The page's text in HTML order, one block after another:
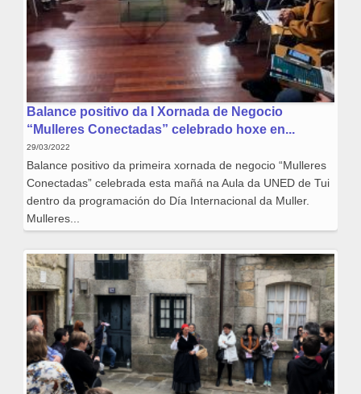
Balance positivo da I Xornada de Negocio
“Mulleres Conectadas” celebrado hoxe en...
29/03/2022
Balance positivo da primeira xornada de negocio “Mulleres
Conectadas” celebrada esta mañá na Aula da UNED de Tui
dentro da programación do Día Internacional da Muller.
Mulleres...